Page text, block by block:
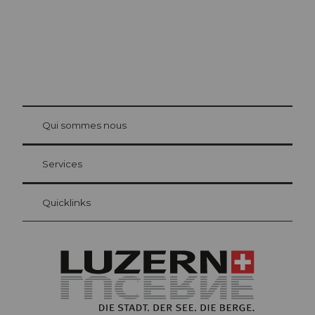
Carte d’hôte Lucerne
Vos avantages en tant qu'hôte pour la nuit
at Bre
Qui sommes nous
Services
Quicklinks